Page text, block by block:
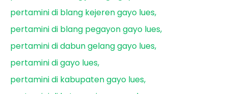
pertamini di blang kejeren gayo lues
pertamini di blang pegayon gayo lues
pertamini di dabun gelang gayo lues
pertamini di gayo lues
pertamini di kabupaten gayo lues